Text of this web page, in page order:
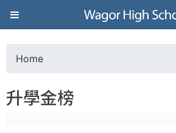
Jump to navigation
葳
格
高
o
Home
升學金榜